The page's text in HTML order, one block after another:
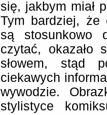
się, jakbym miał
Tym bardziej, że
są stosunkowo
czytać, okazało
słowem, stąd
ciekawych
wywodzie.
stylistyce